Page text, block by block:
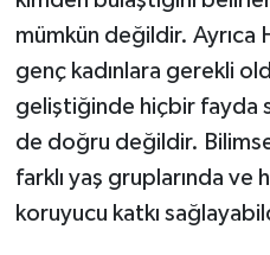
mümkün değildir. Ayrıca
genç kadınlara gerekli
geliştiğinde hiçbir fayda
de doğru değildir. Bilimsel
farklı yaş gruplarında ve
koruyucu katkı